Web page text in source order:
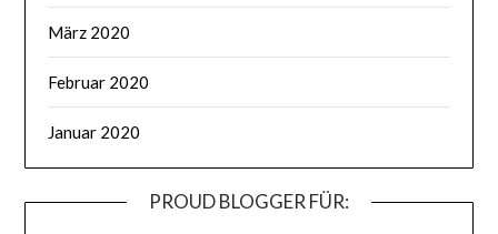
März 2020
Februar 2020
Januar 2020
PROUD BLOGGER FÜR: